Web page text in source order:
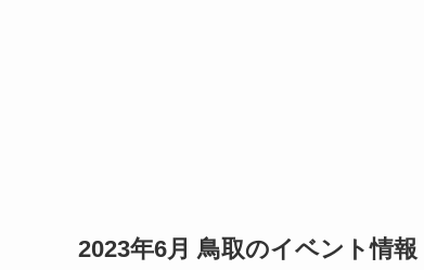
2023年6月 鳥取のイベント情報